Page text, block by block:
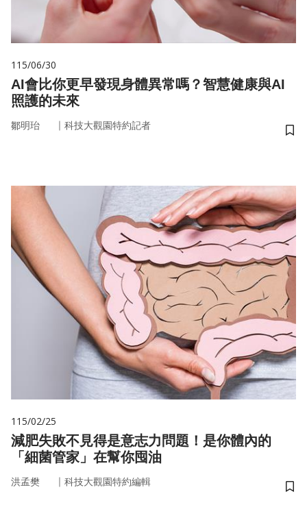
115/06/30
AI會比你更早發現身體異常嗎？智慧健康與AI
照護的未來
鄒明珆 ｜ 科技大觀園特約記者
儲
115/02/25
減肥失敗不見得是意志力問題！是你體內的
「細菌管家」在幫你囤油
洪孟樊 ｜ 科技大觀園特約編輯
儲